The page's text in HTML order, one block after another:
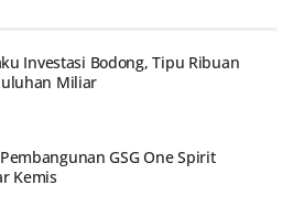
Investasi Bodong, Tipu Ribuan
Miliar
GSG One Spirit
Kemis